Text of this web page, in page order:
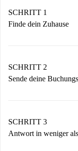
SCHRITT 1
Finde dein Zuhause
Du erhältst alle
SCHRITT 2
Sende deine
Denk daran,
Vermieter
SCHRITT 3
Antwort in weniger